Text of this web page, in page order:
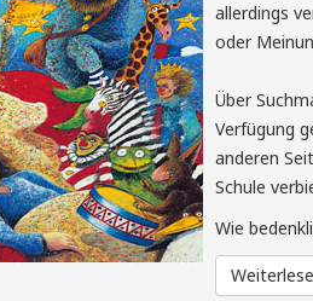
allerdings
oder
Über
Verfügung
anderen
Schule
Wie